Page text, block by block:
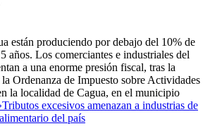
están produciendo por debajo del 10% de
años. Los comerciantes e industriales del
a una enorme presión fiscal, tras la
Ordenanza de Impuesto sobre Actividades
la localidad de Cagua, en el municipio
Tributos excesivos amenazan a industrias de
del país